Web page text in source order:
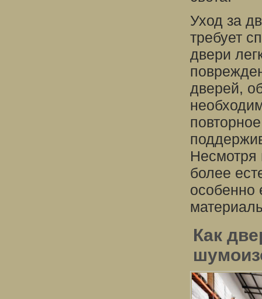
Уход за
требует
двери
дверей,
Несмотря
более
особенно
Как